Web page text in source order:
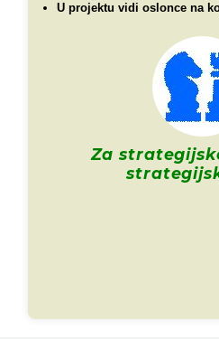
U projektu vidi oslonce na
Za